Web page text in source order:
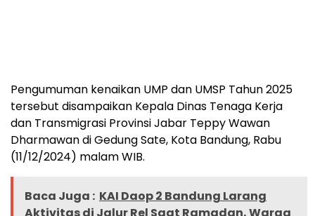
Pengumuman kenaikan UMP dan UMSP Tahun 2025
tersebut disampaikan Kepala Dinas Tenaga Kerja
dan Transmigrasi Provinsi Jabar Teppy Wawan
Dharmawan di Gedung Sate, Kota Bandung, Rabu
(11/12/2024) malam WIB.
Baca Juga : KAI Daop 2 Bandung Larang